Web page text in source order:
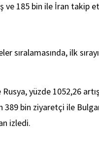
ve 185 bin ile İran takip
sıralamasında, ilk
yüzde 1052,26
389 bin ziyaretçi ile
izledi.